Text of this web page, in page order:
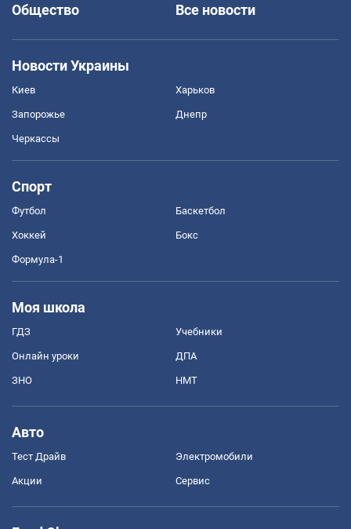
Общество
Все новости
Новости Украины
Киев Харьков
Запорожье Днепр
Черкассы
Спорт
Футбол Баскетбол
Хоккей Бокс
Формула-1
Моя школа
ГДЗ Учебники
Онлайн уроки ДПА
ЗНО НМТ
Авто
Тест Драйв Электромобили
Акции Сервис